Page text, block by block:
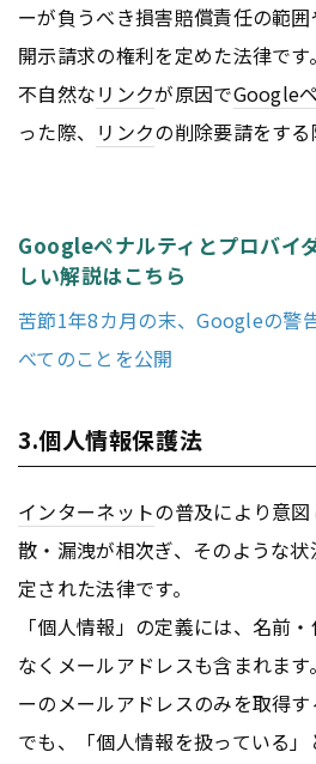
ーが負うべき損害賠償責任の範
開示請求の権利を定めた法律です。
不自然なリンクが原因でGoogle
った際、 リンクの削除要請をする
Googleペナルティとプロバイ
しい解説はこちら
苦節1年8カ月の末、Googleの警
べてのことを公開
3.個人情報保護法
インターネットの普及により意
散・漏洩が相次ぎ、そのような
定された法律です。
「個人情報」の定義には、名前
なくメールアドレスも含まれま
ーのメールアドレスのみを取得
でも、「個人情報を扱っている